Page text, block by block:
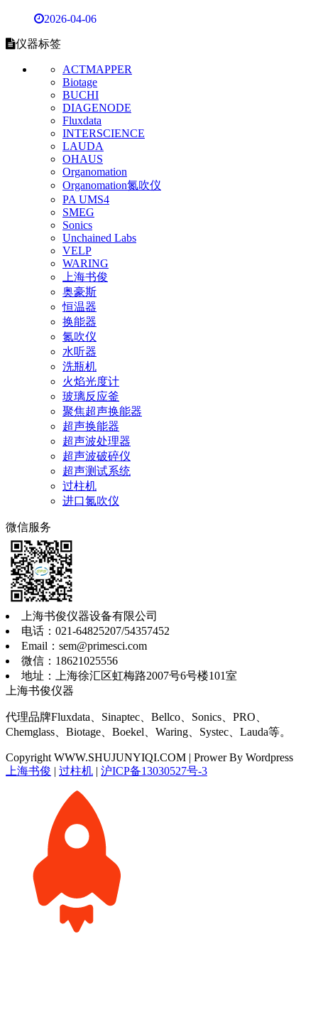
2026-04-06
仪器标签
ACTMAPPER
Biotage
BUCHI
DIAGENODE
Fluxdata
INTERSCIENCE
LAUDA
OHAUS
Organomation
Organomation氮吹仪
PA UMS4
SMEG
Sonics
Unchained Labs
VELP
WARING
上海书俊
奥豪斯
恒温器
换能器
氮吹仪
水听器
洗瓶机
火焰光度计
玻璃反应釜
聚焦超声换能器
超声换能器
超声波处理器
超声波破碎仪
超声测试系统
过柱机
进口氮吹仪
微信服务
上海书俊仪器设备有限公司
电话：021-64825207/54357452
Email：sem@primesci.com
微信：18621025556
地址：上海徐汇区虹梅路2007号6号楼101室
上海书俊仪器
代理品牌Fluxdata、Sinaptec、Bellco、Sonics、PRO、
Chemglass、Biotage、Boekel、Waring、Systec、Lauda等。
Copyright WWW.SHUJUNYIQI.COM | Prower By Wordpress
上海书俊 | 过柱机 | 沪ICP备13030527号-3